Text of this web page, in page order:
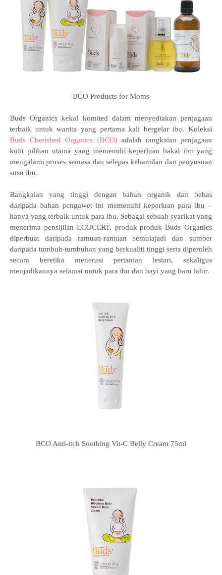
BCO Products for Moms
Buds Organics kekal komited dalam menyediakan penjagaan
terbaik untuk wanita yang pertama kali bergelar ibu. Koleksi
Buds Cherished Organics (BCO)adalah rangkaian penjagaan
kulit pilihan utama yang memenuhi keperluan bakal ibu yang
mengalami proses semasa dan selepas kehamilan dan penyusuan
susu ibu.
Rangkaian yang tinggi dengan bahan organik dan bebas
daripada bahan pengawet ini memenuhi keperluan para ibu –
hanya yang terbaik untuk para ibu. Sebagai sebuah syarikat yang
menerima pensijilan ECOCERT, produk-produk Buds Organics
diperbuat daripada ramuan-ramuan semulajadi dan sumber
daripada tumbuh-tumbuhan yang berkualiti tinggi serta diperoleh
secara beretika menerusi pertanian lestari, sekaligus
menjadikannya selamat untuk para ibu dan bayi yang baru lahir.
BCO Anti-itch Soothing Vit-C Belly Cream 75ml